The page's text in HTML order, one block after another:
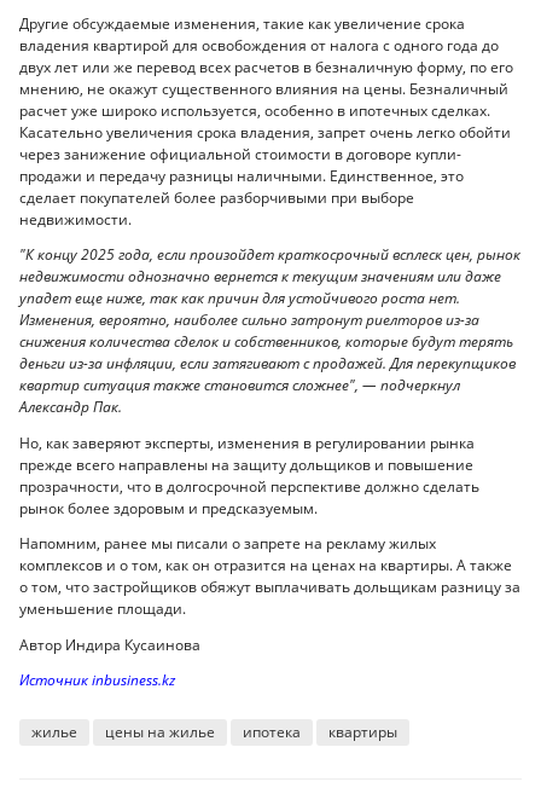
Другие обсуждаемые изменения, такие как увеличение срока
владения квартирой для освобождения от налога с одного года до
двух лет или же перевод всех расчетов в безналичную форму, по его
мнению, не окажут существенного влияния на цены. Безналичный
расчет уже широко используется, особенно в ипотечных сделках.
Касательно увеличения срока владения, запрет очень легко обойти
через занижение официальной стоимости в договоре купли-
продажи и передачу разницы наличными. Единственное, это
сделает покупателей более разборчивыми при выборе
недвижимости.
"К концу 2025 года, если произойдет краткосрочный всплеск цен, рынок
недвижимости однозначно вернется к текущим значениям или даже
упадет еще ниже, так как причин для устойчивого роста нет.
Изменения, вероятно, наиболее сильно затронут риелторов из-за
снижения количества сделок и собственников, которые будут терять
деньги из-за инфляции, если затягивают с продажей. Для перекупщиков
квартир ситуация также становится сложнее", — подчеркнул
Александр Пак.
Но, как заверяют эксперты, изменения в регулировании рынка
прежде всего направлены на защиту дольщиков и повышение
прозрачности, что в долгосрочной перспективе должно сделать
рынок более здоровым и предсказуемым.
Напомним, ранее мы писали о запрете на рекламу жилых
комплексов и о том, как он отразится на ценах на квартиры. А также
о том, что застройщиков обяжут выплачивать дольщикам разницу за
уменьшение площади.
Автор Индира Кусаинова
Источник inbusiness.kz
жилье цены на жилье ипотека квартиры